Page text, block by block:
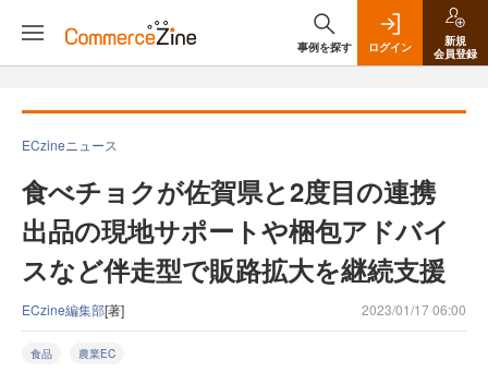
事例を探す ログイン
新規
会員登録
ECzineニュース
食べチョクが佐賀県と2度目の連携
出品の現地サポートや梱包アドバイ
スなど伴走型で販路拡大を継続支援
ECzine編集部[著] 2023/01/17 06:00
食品 農業EC